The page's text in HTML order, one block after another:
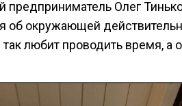
предприниматель Олег
об окружающей
любит проводить время, а